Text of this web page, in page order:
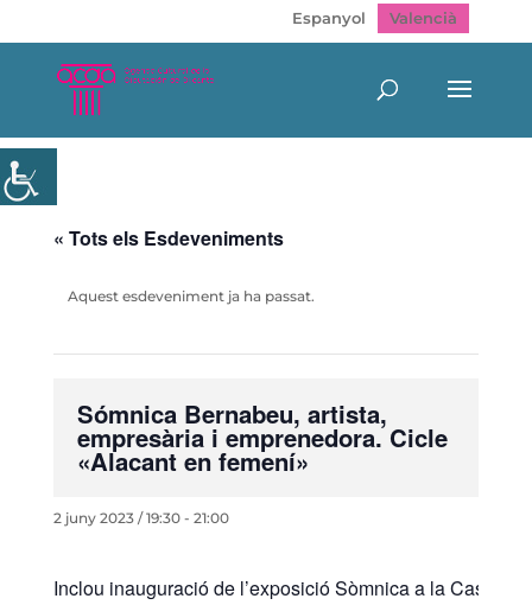
Espanyol Valencià
« Tots els Esdeveniments
Aquest esdeveniment ja ha passat.
Sómnica Bernabeu, artista,
empresària i emprenedora. Cicle
«Alacant en femení»
2 juny 2023 / 19:30- 21:00
Inclou inauguració de l’exposicióSòmnicaa la Casa